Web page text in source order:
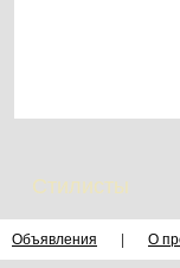
Стилисты
Объявления О